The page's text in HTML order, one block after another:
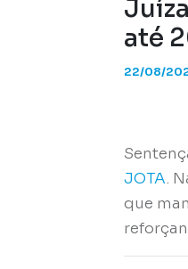
até
22/08/
JOTA.
que